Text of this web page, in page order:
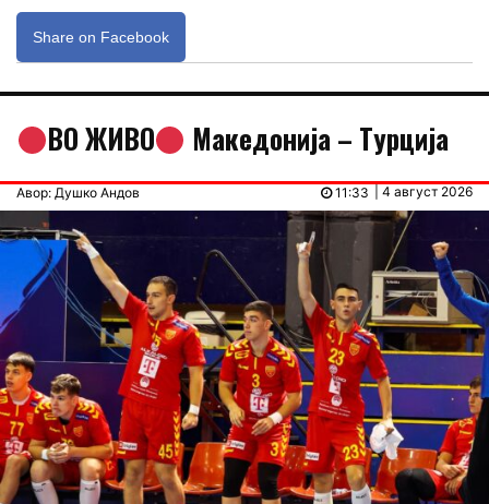
Share on Facebook
ВО ЖИВО Македонија – Tурција
Авор: Душко Андов | 4 август 2026
11:33